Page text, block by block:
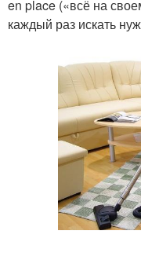
en place («всё на
каждый раз искать